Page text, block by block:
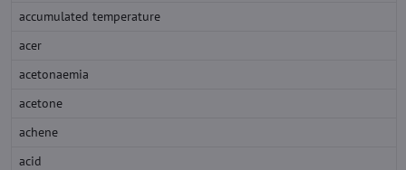
accumulated temperature
acer
acetonaemia
acetone
achene
acid